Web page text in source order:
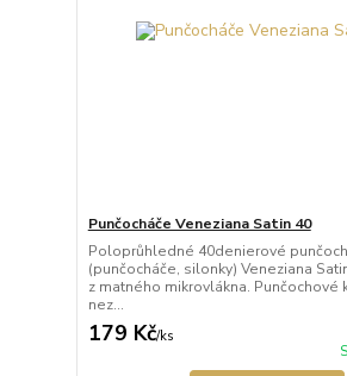
Punčocháče Veneziana Satin 40
Poloprůhledné 40denierové
(punčocháče, silonky) Veneziana
z matného mikrovlákna. Punčochové
nez...
179 Kč/ks